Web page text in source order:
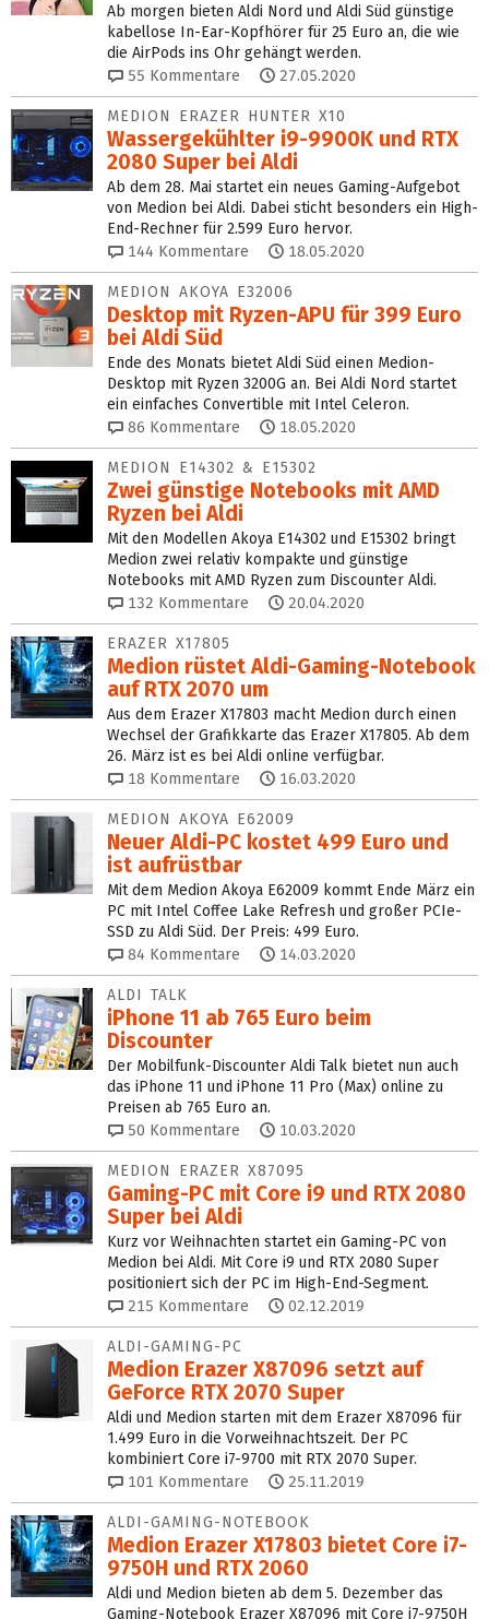
Ab morgen bieten Aldi Nord und Aldi Süd günstige
kabellose In-Ear-Kopfhörer für 25 Euro an, die wie
die AirPods ins Ohr gehängt werden.
55 Kommentare 27.05.2020
MEDION ERAZER HUNTER X10
Wassergekühlter i9-9900K und RTX
2080 Super bei Aldi
Ab dem 28. Mai startet ein neues Gaming-Aufgebot
von Medion bei Aldi. Dabei sticht besonders ein High-
End-Rechner für 2.599 Euro hervor.
144 Kommentare 18.05.2020
MEDION AKOYA E32006
Desktop mit Ryzen-APU für 399 Euro
bei Aldi Süd
Ende des Monats bietet Aldi Süd einen Medion-
Desktop mit Ryzen 3200G an. Bei Aldi Nord startet
ein einfaches Convertible mit Intel Celeron.
86 Kommentare 18.05.2020
MEDION E14302 & E15302
Zwei günstige Notebooks mit AMD
Ryzen bei Aldi
Mit den Modellen Akoya E14302 und E15302 bringt
Medion zwei relativ kompakte und günstige
Notebooks mit AMD Ryzen zum Discounter Aldi.
132 Kommentare 20.04.2020
ERAZER X17805
Medion rüstet Aldi-Gaming-Notebook
auf RTX 2070 um
Aus dem Erazer X17803 macht Medion durch einen
Wechsel der Grafikkarte das Erazer X17805. Ab dem
26. März ist es bei Aldi online verfügbar.
18 Kommentare 16.03.2020
MEDION AKOYA E62009
Neuer Aldi-PC kostet 499 Euro und
ist aufrüstbar
Mit dem Medion Akoya E62009 kommt Ende März ein
PC mit Intel Coffee Lake Refresh und großer PCIe-
SSD zu Aldi Süd. Der Preis: 499 Euro.
84 Kommentare 14.03.2020
ALDI TALK
iPhone 11 ab 765 Euro beim
Discounter
Der Mobilfunk-Discounter Aldi Talk bietet nun auch
das iPhone 11 und iPhone 11 Pro (Max) online zu
Preisen ab 765 Euro an.
50 Kommentare 10.03.2020
MEDION ERAZER X87095
Gaming-PC mit Core i9 und RTX 2080
Super bei Aldi
Kurz vor Weihnachten startet ein Gaming-PC von
Medion bei Aldi. Mit Core i9 und RTX 2080 Super
positioniert sich der PC im High-End-Segment.
215 Kommentare 02.12.2019
ALDI-GAMING-PC
Medion Erazer X87096 setzt auf
GeForce RTX 2070 Super
Aldi und Medion starten mit dem Erazer X87096 für
1.499 Euro in die Vorweihnachtszeit. Der PC
kombiniert Core i7-9700 mit RTX 2070 Super.
101 Kommentare 25.11.2019
ALDI-GAMING-NOTEBOOK
Medion Erazer X17803 bietet Core i7-
9750H und RTX 2060
Aldi und Medion bieten ab dem 5. Dezember das
Gaming-Notebook Erazer X87096 mit Core i7-9750H